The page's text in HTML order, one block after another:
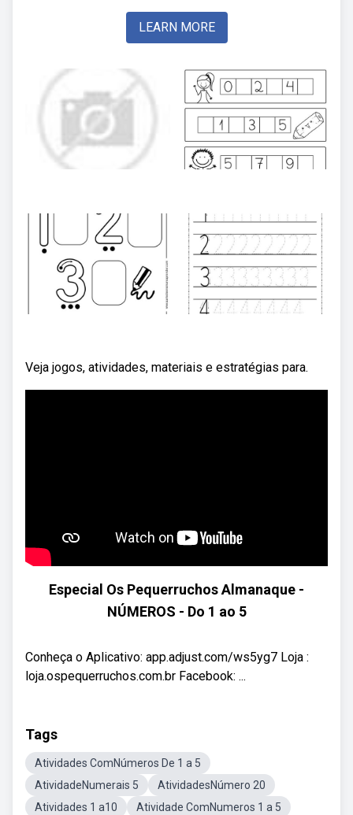
LEARN MORE
Veja jogos, atividades, materiais e estratégias para.
Especial Os Pequerruchos Almanaque -
NÚMEROS - Do 1 ao 5
Conheça o Aplicativo: app.adjust.com/ws5yg7 Loja :
loja.ospequerruchos.com.br Facebook: ...
Tags
Atividades ComNúmeros De 1 a 5
AtividadeNumerais 5
AtividadesNúmero 20
Atividades 1 a10
Atividade ComNumeros 1 a 5